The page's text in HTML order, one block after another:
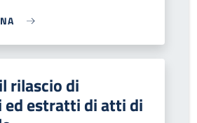
rilascio di
estratti di atti di